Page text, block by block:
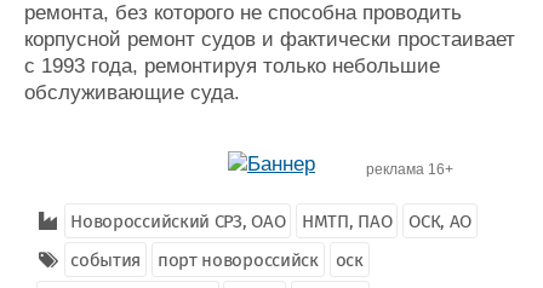
ремонта, без которого не способна проводить
корпусной ремонт судов и фактически простаивает
с 1993 года, ремонтируя только небольшие
обслуживающие суда.
реклама 16+
Новороссийский СРЗ, ОАО НМТП, ПАО
ОСК, АО
события
порт новороссийск
оск